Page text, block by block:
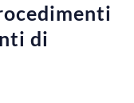
di